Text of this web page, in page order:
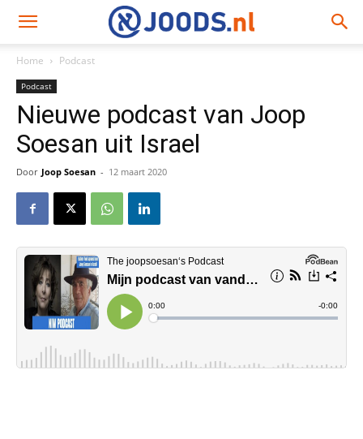
Home Podcast
Podcast
Nieuwe podcast van Joop
Soesan uit Israel
Door Joop Soesan - 12 maart 2020